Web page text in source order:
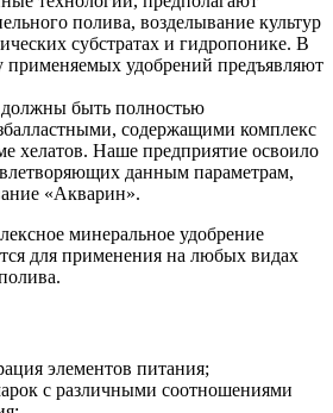
полива, возделывание культур
субстратах и гидропонике. В
применяемых удобрений предъявляют
быть полностью
содержащими комплекс
хелатов. Наше предприятие освоило
данным параметрам,
«Акварин».
минеральное удобрение
для применения на любых видах
элементов питания;
с различными соотношениями